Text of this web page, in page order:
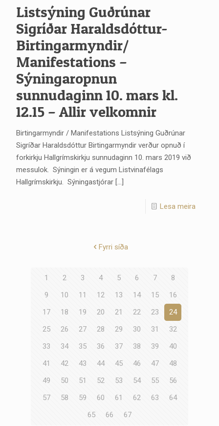
Listsýning Guðrúnar
Sigríðar Haraldsdóttur-
Birtingarmyndir/
Manifestations –
Sýningaropnun
sunnudaginn 10. mars kl.
12.15 – Allir velkomnir
Birtingarmyndir / Manifestations Listsýning Guðrúnar
Sigríðar Haraldsdóttur Birtingarmyndir verður opnuð í
forkirkju Hallgrímskirkju sunnudaginn 10. mars 2019 við
messulok. Sýningin er á vegum Listvinafélags
Hallgrímskirkju. Sýningastjórar […]
Lesa meira
Fyrri síða
1 2 3 4 5 6 7
8
9
10 11 12 13 14 15
16
17
18 19 20 21 22 23
24
25
26 27 28 29 30 31
32
33
34 35 36 37 38 39
40
41
42 43 44 45 46 47
48
49
50 51 52 53 54 55
56
57
58 59 60 61 62 63
64
65
66 67